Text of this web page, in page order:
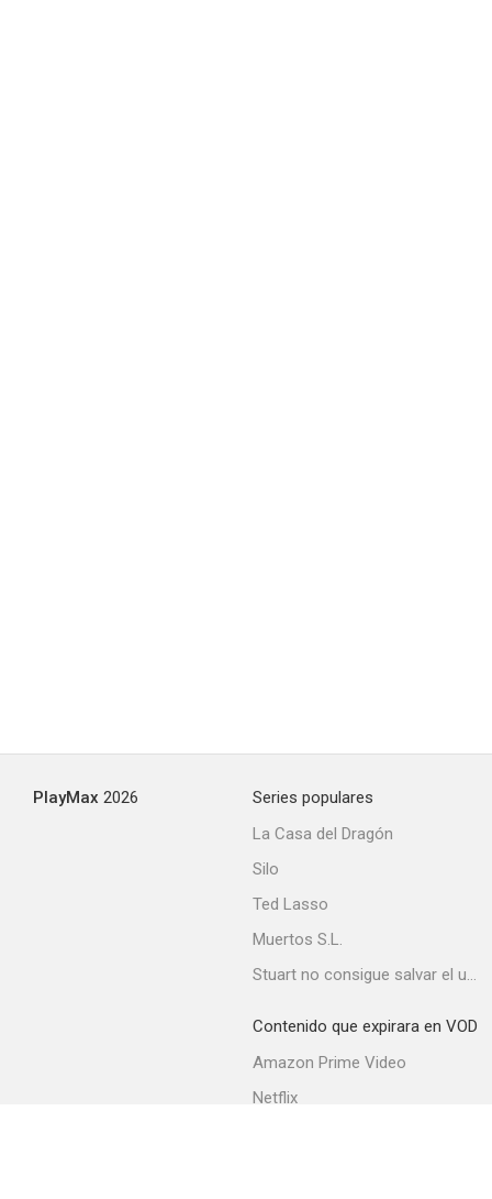
PlayMax 2026
Series populares
La Casa del Dragón
Silo
Ted Lasso
Muertos S.L.
Stuart no consigue salvar el universo
Contenido que expirara en VOD
Amazon Prime Video
Netflix